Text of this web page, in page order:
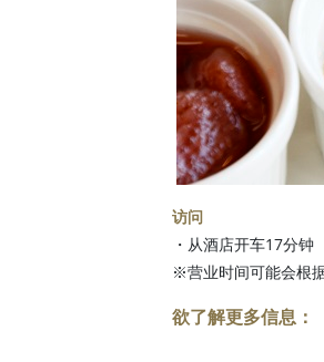
访问
・从酒店开车17分钟
※营业时间可能会根
欲了解更多信息：